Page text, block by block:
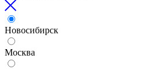
Новосибирск
Москва